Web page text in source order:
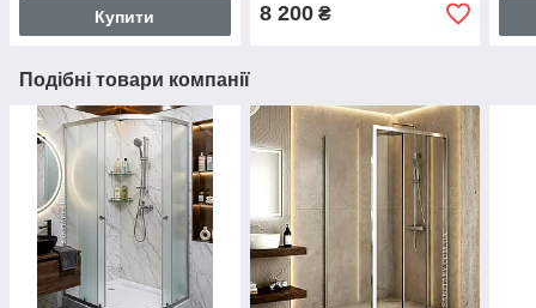
Купити 8 200₴
Подібні товари компанії